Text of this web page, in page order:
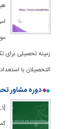
زمینه تحصیلی برای
التحصیلان با استعداد
دوره مشاور